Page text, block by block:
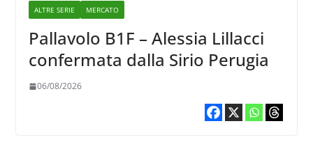
ALTRE SERIE MERCATO
Pallavolo B1F – Alessia Lillacci
confermata dalla Sirio Perugia
06/08/2026